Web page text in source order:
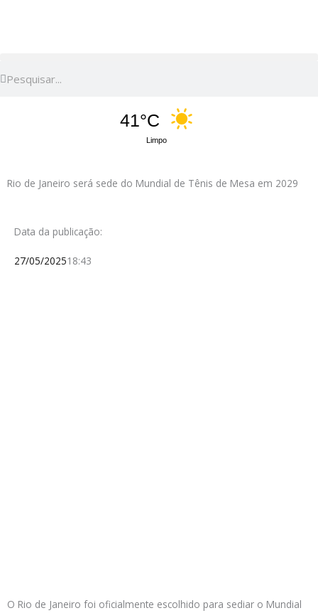
41°C
Limpo
Rio de Janeiro será sede do Mundial de Tênis de Mesa em 2029
Data da publicação:
27/05/202518:43
O Rio de Janeiro foi oficialmente escolhido para sediar o Mundial